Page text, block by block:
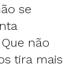
se
não
tira mais